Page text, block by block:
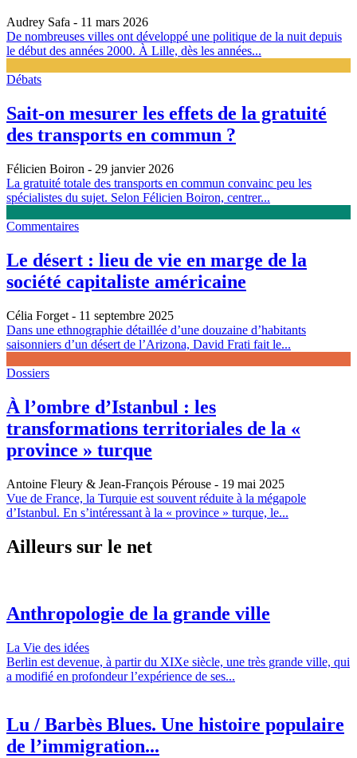
Audrey Safa - 11 mars 2026
De nombreuses villes ont développé une politique de la nuit depuis
le début des années 2000. À Lille, dès les années...
Débats
Sait-on mesurer les effets de la gratuité
des transports en commun ?
Félicien Boiron - 29 janvier 2026
La gratuité totale des transports en commun convainc peu les
spécialistes du sujet. Selon Félicien Boiron, centrer...
Commentaires
Le désert : lieu de vie en marge de la
société capitaliste américaine
Célia Forget - 11 septembre 2025
Dans une ethnographie détaillée d’une douzaine d’habitants
saisonniers d’un désert de l’Arizona, David Frati fait le...
Dossiers
À l’ombre d’Istanbul : les
transformations territoriales de la «
province » turque
Antoine Fleury & Jean-François Pérouse - 19 mai 2025
Vue de France, la Turquie est souvent réduite à la mégapole
d’Istanbul. En s’intéressant à la « province » turque, le...
Ailleurs sur le net
Anthropologie de la grande ville
La Vie des idées
Berlin est devenue, à partir du XIXe siècle, une très grande ville, qui
a modifié en profondeur l’expérience de ses...
Lu / Barbès Blues. Une histoire populaire
de l’immigration...